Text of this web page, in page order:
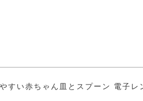
すい赤ちゃん皿とスプーン 電子レ